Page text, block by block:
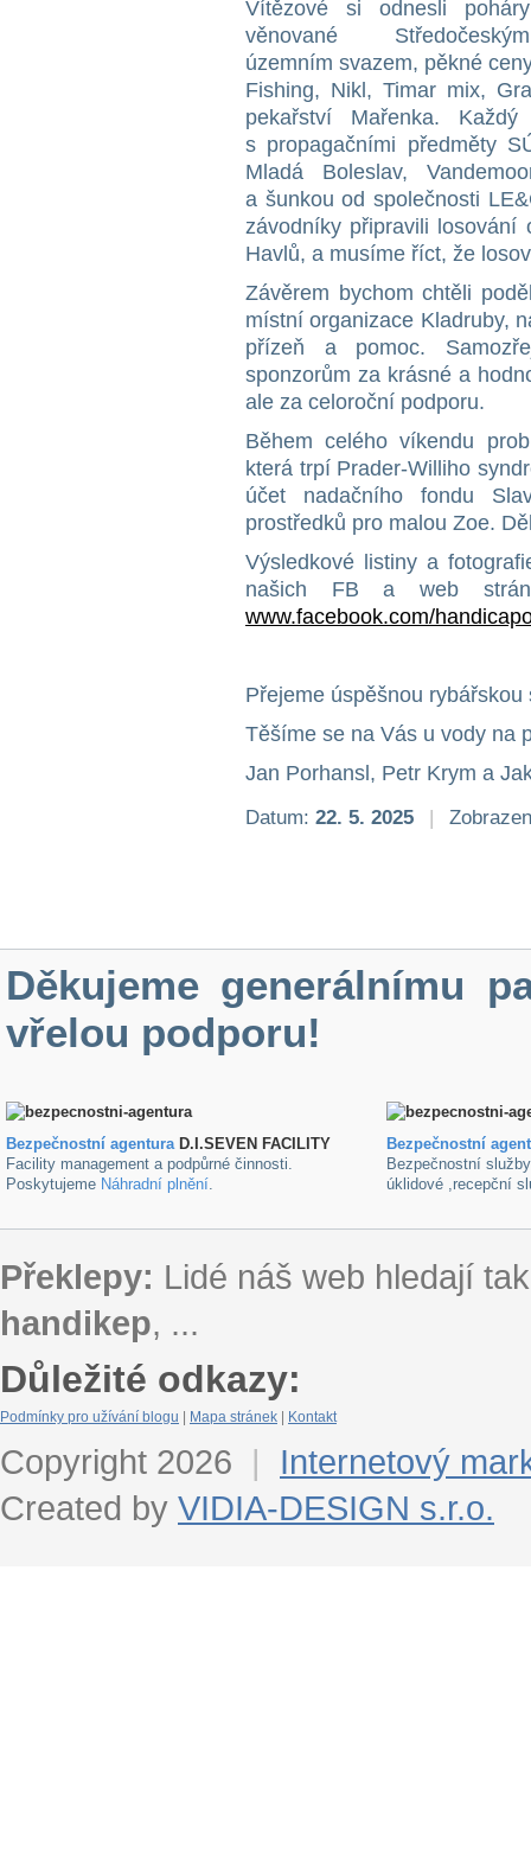
Vítězové si odnesli poháry
věnované Středočeským
územním svazem, pěkné
Fishing, Nikl, Timar mix,
pekařství Mařenka.
s propagačními předměty
Mladá Boleslav,
a šunkou od společnosti
závodníky připravili
Havlů, a musíme říct, že
Závěrem bychom chtěli
místní organizace Kladruby,
přízeň a pomoc.
sponzorům za krásné a
ale za celoroční podporu.
Během celého víkendu
která trpí Prader-Williho
účet nadačního fondu
prostředků pro malou Zoe.
Výsledkové listiny a
našich FB a web
www.facebook.com/
Přejeme úspěšnou rybářskou
Těšíme se na Vás u vody na
Jan Porhansl, Petr Krym a
Datum: 22. 5. 2025 |
Děkujeme generálnímu
vřelou podporu!
Bezpečnostní agenturaD.I.SEVEN FACILITY
Facility management a podpůrné činnosti.
Poskytujeme Náhradní plnění.
Bezpečnostní
Bezpečnostní
úklidové ,recepční
Překlepy: Lidé náš web hledají
handikep, ...
Důležité odkazy:
Podmínky pro užívání blogu Mapa stránek Kontakt
Copyright 2026 |
Internetový
Created by VIDIA-DESIGN s.r.o.